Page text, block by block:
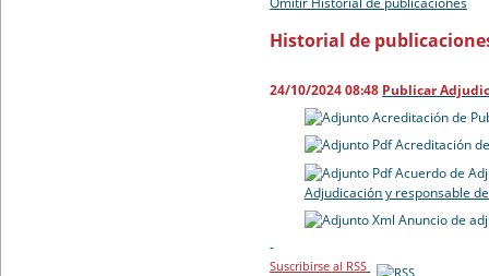
Historial de
24/10/2024 08:48 Publicar
Acreditación de
Acreditación
Acuerdo de
Adjudicación y responsable
Anuncio de
-
Suscribirse al RSS